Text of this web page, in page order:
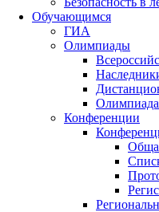
Обучающимся
ГИА
Олимпиады
Конференции